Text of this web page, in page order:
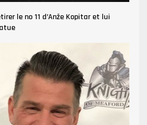
le no 11 d’Anže Kopitar et lui